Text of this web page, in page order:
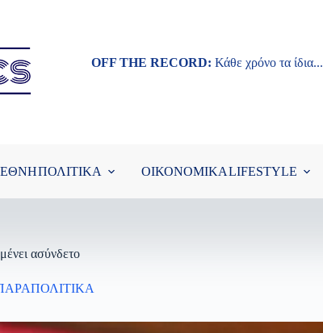
OFF THE RECORD: Κάθε χρόνο τα ίδια...
ΠΟΛΙΤΙΚΑ ΟΙΚΟΝΟΜΙΚΑLIFESTYLE
ασύνδετο